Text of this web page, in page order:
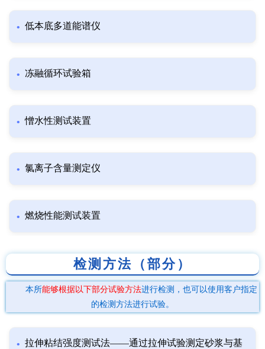
低本底多道能谱仪
冻融循环试验箱
憎水性测试装置
氯离子含量测定仪
燃烧性能测试装置
检测方法（部分）
本所能够根据以下部分试验方法进行检测，也可以使用客户指定
的检测方法进行试验。
拉伸粘结强度测试法——通过拉伸试验测定砂浆与基